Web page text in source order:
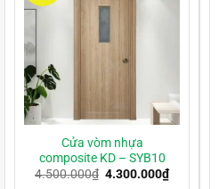
Cửa vòm nhựa
composite KD – SYB10
4.500.000₫ Giá
4.300.000₫Giá
hiện